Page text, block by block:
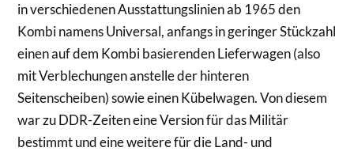
in verschiedenen Ausstattungslinien ab 1965 den
Kombi namens Universal, anfangs in geringer Stückzahl
einen auf dem Kombi basierenden Lieferwagen (also
mit Verblechungen anstelle der hinteren
Seitenscheiben) sowie einen Kübelwagen. Von diesem
war zu DDR-Zeiten eine Version für das Militär
bestimmt und eine weitere für die Land- und